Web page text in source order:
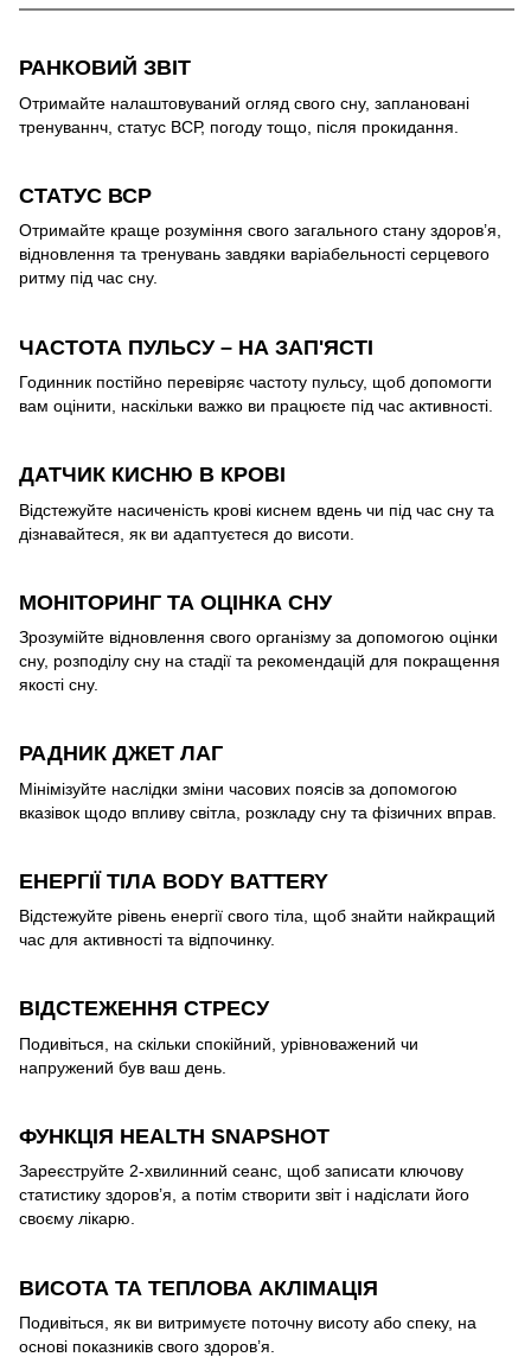
РАНКОВИЙ ЗВІТ
Отримайте налаштовуваний огляд свого сну, заплановані
тренуваннч, статус ВСР, погоду тощо, після прокидання.
СТАТУС ВСР
Отримайте краще розуміння свого загального стану здоров’я,
відновлення та тренувань завдяки варіабельності серцевого
ритму під час сну.
ЧАСТОТА ПУЛЬСУ – НА ЗАП'ЯСТІ
Годинник постійно перевіряє частоту пульсу, щоб допомогти
вам оцінити, наскільки важко ви працюєте під час активності.
ДАТЧИК КИСНЮ В КРОВІ
Відстежуйте насиченість крові киснем вдень чи під час сну та
дізнавайтеся, як ви адаптуєтеся до висоти.
МОНІТОРИНГ ТА ОЦІНКА СНУ
Зрозумійте відновлення свого організму за допомогою оцінки
сну, розподілу сну на стадії та рекомендацій для покращення
якості сну.
РАДНИК ДЖЕТ ЛАГ
Мінімізуйте наслідки зміни часових поясів за допомогою
вказівок щодо впливу світла, розкладу сну та фізичних вправ.
ЕНЕРГІЇ ТІЛА BODY BATTERY
Відстежуйте рівень енергії свого тіла, щоб знайти найкращий
час для активності та відпочинку.
ВІДСТЕЖЕННЯ СТРЕСУ
Подивіться, на скільки спокійний, урівноважений чи
напружений був ваш день.
ФУНКЦІЯ HEALTH SNAPSHOT
Зареєструйте 2-хвилинний сеанс, щоб записати ключову
статистику здоров’я, а потім створити звіт і надіслати його
своєму лікарю.
ВИСОТА ТА ТЕПЛОВА АКЛІМАЦІЯ
Подивіться, як ви витримуєте поточну висоту або спеку, на
основі показників свого здоров’я.